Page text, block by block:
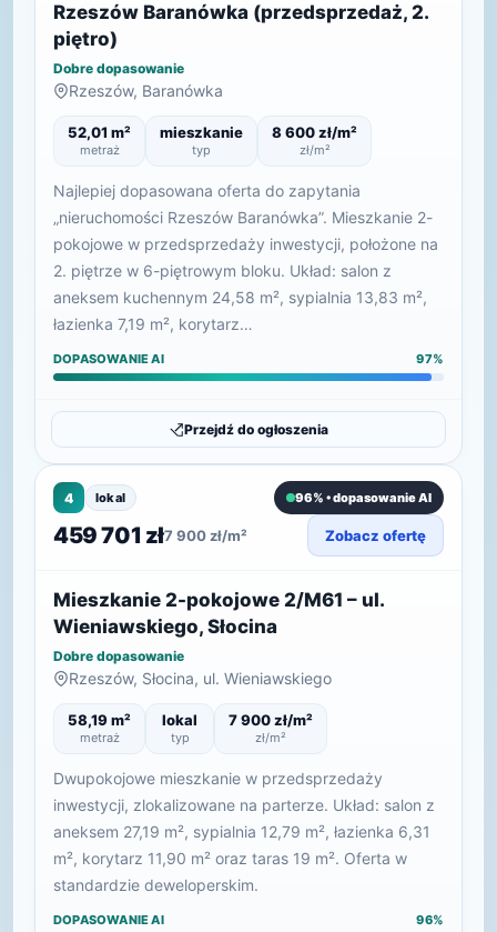
Rzeszów Baranówka (przedsprzedaż, 2.
piętro)
Dobre dopasowanie
Rzeszów, Baranówka
52,01 m²
metraż
mieszkanie
typ
8 600 zł/m²
zł/m²
Najlepiej dopasowana oferta do zapytania
„nieruchomości Rzeszów Baranówka”. Mieszkanie 2-
pokojowe w przedsprzedaży inwestycji, położone na
2. piętrze w 6-piętrowym bloku. Układ: salon z
aneksem kuchennym 24,58 m², sypialnia 13,83 m²,
łazienka 7,19 m², korytarz…
DOPASOWANIE AI 97%
Przejdź do ogłoszenia
4 lokal 96% • dopasowanie AI
459 701 zł7 900 zł/m² Zobacz ofertę
Mieszkanie 2-pokojowe 2/M61 – ul.
Wieniawskiego, Słocina
Dobre dopasowanie
Rzeszów, Słocina, ul. Wieniawskiego
58,19 m²
metraż
lokal
typ
7 900 zł/m²
zł/m²
Dwupokojowe mieszkanie w przedsprzedaży
inwestycji, zlokalizowane na parterze. Układ: salon z
aneksem 27,19 m², sypialnia 12,79 m², łazienka 6,31
m², korytarz 11,90 m² oraz taras 19 m². Oferta w
standardzie deweloperskim.
DOPASOWANIE AI 96%